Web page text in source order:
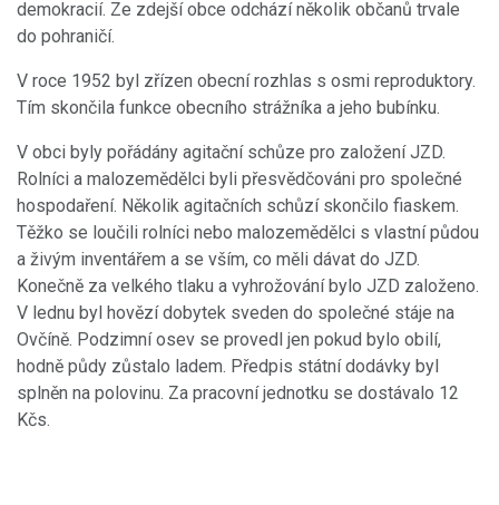
demokracií. Ze zdejší obce odchází několik občanů trvale
do pohraničí.
V roce 1952 byl zřízen obecní rozhlas s osmi reproduktory.
Tím skončila funkce obecního strážníka a jeho bubínku.
V obci byly pořádány agitační schůze pro založení JZD.
Rolníci a malozemědělci byli přesvědčováni pro společné
hospodaření. Několik agitačních schůzí skončilo fiaskem.
Těžko se loučili rolníci nebo malozemědělci s vlastní půdou
a živým inventářem a se vším, co měli dávat do JZD.
Konečně za velkého tlaku a vyhrožování bylo JZD založeno.
V lednu byl hovězí dobytek sveden do společné stáje na
Ovčíně. Podzimní osev se provedl jen pokud bylo obilí,
hodně půdy zůstalo ladem. Předpis státní dodávky byl
splněn na polovinu. Za pracovní jednotku se dostávalo 12
Kčs.